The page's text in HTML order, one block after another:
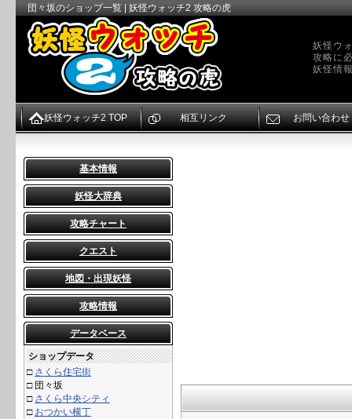
団々坂のショップ一覧 | 妖怪ウォッチ2 攻略の虎
妖怪ウ
攻略に
妖怪情
基本情報
妖怪大辞典
攻略チャート
クエスト
地図・出現妖怪
攻略情報
データベース
ショップデータ
□ さくら住宅街
□ 団々坂
□ さくら中央シティ
□ おつかい横丁
妖怪ウォッチ2 TOP 相互リンク お問い合わせ